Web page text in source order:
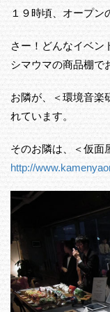
１９時頃、オープン
さー！どんなイベン
シマウマの商品棚で
お隣が、＜環境音楽
れています。
そのお隣は、＜仮面
http://